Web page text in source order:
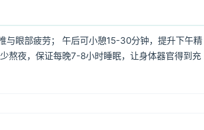
与眼部疲劳； 午后可小憩15-30分钟，提升下午精
熬夜，保证每晚7-8小时睡眠，让身体器官得到充